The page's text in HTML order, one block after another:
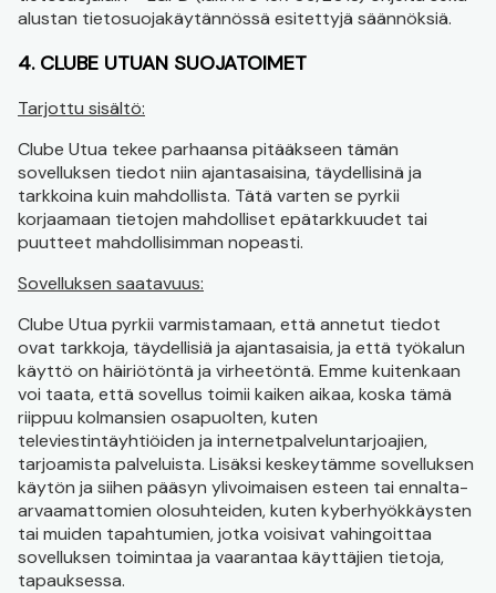
alustan tietosuojakäytännössä esitettyjä säännöksiä.
4. CLUBE UTUAN SUOJATOIMET
Tarjottu sisältö:
Clube Utua tekee parhaansa pitääkseen tämän
sovelluksen tiedot niin ajantasaisina, täydellisinä ja
tarkkoina kuin mahdollista. Tätä varten se pyrkii
korjaamaan tietojen mahdolliset epätarkkuudet tai
puutteet mahdollisimman nopeasti.
Sovelluksen saatavuus:
Clube Utua pyrkii varmistamaan, että annetut tiedot
ovat tarkkoja, täydellisiä ja ajantasaisia, ja että työkalun
käyttö on häiriötöntä ja virheetöntä. Emme kuitenkaan
voi taata, että sovellus toimii kaiken aikaa, koska tämä
riippuu kolmansien osapuolten, kuten
televiestintäyhtiöiden ja internetpalveluntarjoajien,
tarjoamista palveluista. Lisäksi keskeytämme sovelluksen
käytön ja siihen pääsyn ylivoimaisen esteen tai ennalta-
arvaamattomien olosuhteiden, kuten kyberhyökkäysten
tai muiden tapahtumien, jotka voisivat vahingoittaa
sovelluksen toimintaa ja vaarantaa käyttäjien tietoja,
tapauksessa.